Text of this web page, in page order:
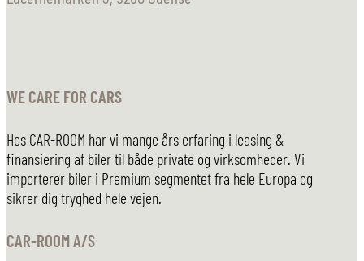
WE CARE FOR CARS
Hos CAR-ROOM har vi mange års erfaring i leasing &
finansiering af biler til både private og virksomheder. Vi
importerer biler i Premium segmentet fra hele Europa og
sikrer dig tryghed hele vejen.
CAR-ROOM A/S